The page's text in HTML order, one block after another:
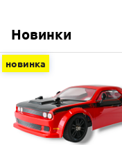
Новинки
новинка